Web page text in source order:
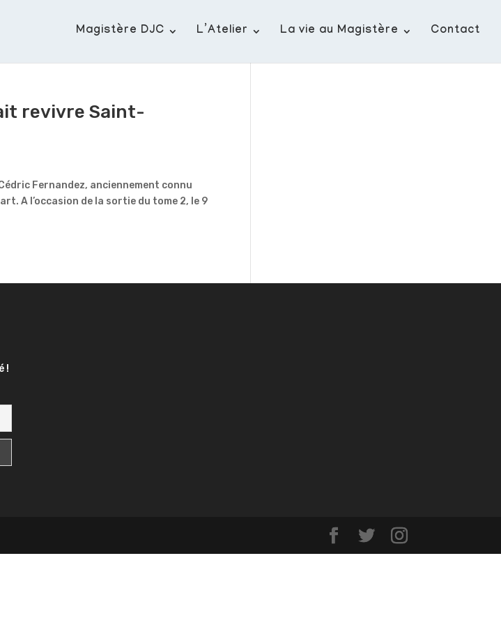
Magistère DJC L’Atelier La vie au Magistère Contact
revivre Saint-
Fernandez, anciennement connu
A l’occasion de la sortie du tome 2, le 9
!